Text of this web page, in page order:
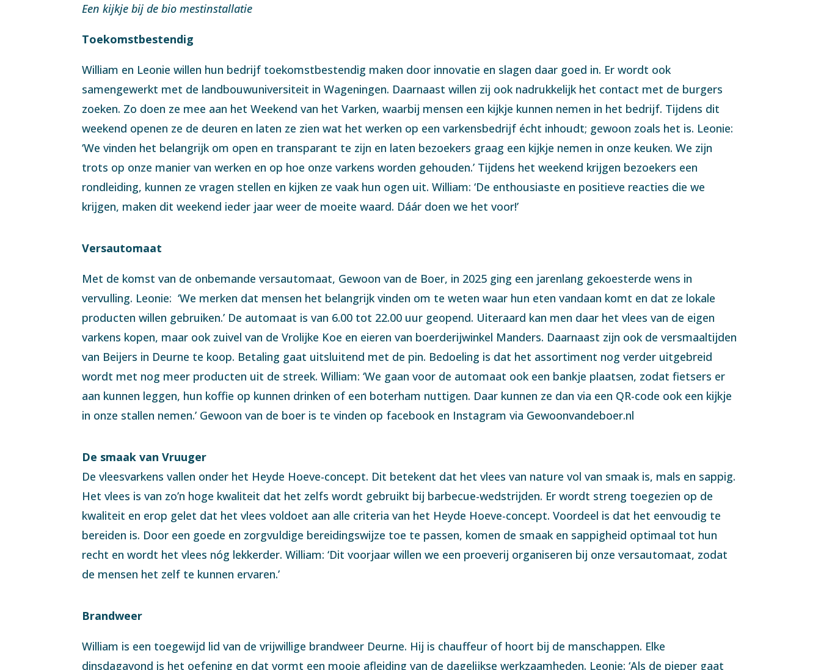
Een kijkje bij de bio mestinstallatie
Toekomstbestendig
William en Leonie willen hun bedrijf toekomstbestendig maken door innovatie en slagen daar goed in. Er wordt ook
samengewerkt met de landbouwuniversiteit in Wageningen. Daarnaast willen zij ook nadrukkelijk het contact met de burgers
zoeken. Zo doen ze mee aan het Weekend van het Varken, waarbij mensen een kijkje kunnen nemen in het bedrijf. Tijdens dit
weekend openen ze de deuren en laten ze zien wat het werken op een varkensbedrijf écht inhoudt; gewoon zoals het is. Leonie:
‘We vinden het belangrijk om open en transparant te zijn en laten bezoekers graag een kijkje nemen in onze keuken. We zijn
trots op onze manier van werken en op hoe onze varkens worden gehouden.’ Tijdens het weekend krijgen bezoekers een
rondleiding, kunnen ze vragen stellen en kijken ze vaak hun ogen uit. William: ‘De enthousiaste en positieve reacties die we
krijgen, maken dit weekend ieder jaar weer de moeite waard. Dáár doen we het voor!’
Versautomaat
Met de komst van de onbemande versautomaat, Gewoon van de Boer, in 2025 ging een jarenlang gekoesterde wens in
vervulling. Leonie: ‘We merken dat mensen het belangrijk vinden om te weten waar hun eten vandaan komt en dat ze lokale
producten willen gebruiken.’ De automaat is van 6.00 tot 22.00 uur geopend. Uiteraard kan men daar het vlees van de eigen
varkens kopen, maar ook zuivel van de Vrolijke Koe en eieren van boerderijwinkel Manders. Daarnaast zijn ook de versmaaltijden
van Beijers in Deurne te koop. Betaling gaat uitsluitend met de pin. Bedoeling is dat het assortiment nog verder uitgebreid
wordt met nog meer producten uit de streek. William: ‘We gaan voor de automaat ook een bankje plaatsen, zodat fietsers er
aan kunnen leggen, hun koffie op kunnen drinken of een boterham nuttigen. Daar kunnen ze dan via een QR-code ook een kijkje
in onze stallen nemen.’ Gewoon van de boer is te vinden op facebook en Instagram via Gewoonvandeboer.nl
De smaak van Vruuger
De vleesvarkens vallen onder het Heyde Hoeve-concept. Dit betekent dat het vlees van nature vol van smaak is, mals en sappig.
Het vlees is van zo’n hoge kwaliteit dat het zelfs wordt gebruikt bij barbecue-wedstrijden. Er wordt streng toegezien op de
kwaliteit en erop gelet dat het vlees voldoet aan alle criteria van het Heyde Hoeve-concept. Voordeel is dat het eenvoudig te
bereiden is. Door een goede en zorgvuldige bereidingswijze toe te passen, komen de smaak en sappigheid optimaal tot hun
recht en wordt het vlees nóg lekkerder. William: ‘Dit voorjaar willen we een proeverij organiseren bij onze versautomaat, zodat
de mensen het zelf te kunnen ervaren.’
Brandweer
William is een toegewijd lid van de vrijwillige brandweer Deurne. Hij is chauffeur of hoort bij de manschappen. Elke
dinsdagavond is het oefening en dat vormt een mooie afleiding van de dagelijkse werkzaamheden. Leonie: ‘Als de pieper gaat